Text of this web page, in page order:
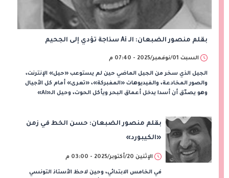
بقلم منصور الضبعان: الـ Ai سذاجة تؤدي إلى الجحيم
السبت 01/نوفمبر/2025 - 07:40 م
الجيل الذي سخر من الجيل الماضي حين لم يستوعب «حيل» الإنترنت،
والصور المخادعة، والفيديوهات «المفبركة»، «تعرى» أمام كل الأجيال
وهو يصدّق أن أسدا يدخل أعماق البحر ويأكل الحوت، وحيل الـ«Ai»
بقلم منصور الضبعان: حسن الخط في زمن
«الكيبورد»
الإثنين 20/أكتوبر/2025 - 03:00 م
في الخامس الابتدائي، وحين لاحظ الأستاذ التونسي